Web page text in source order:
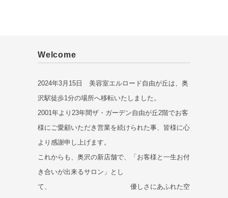
Welcome
2024年3月15日 美容室エルロード自由が丘は、奥
沢駅徒歩1分の場所へ移転いたしました。
2001年より23年間ザ・ガーデン自由が丘2階でお客
様にご愛顧いただき営業を続けられた事、皆様に心
より感謝申し上げます。
これからも、奥沢の新店舗で、「お客様と一生お付
き合いが出来るサロン」とし
て、 優しさにあふれた空